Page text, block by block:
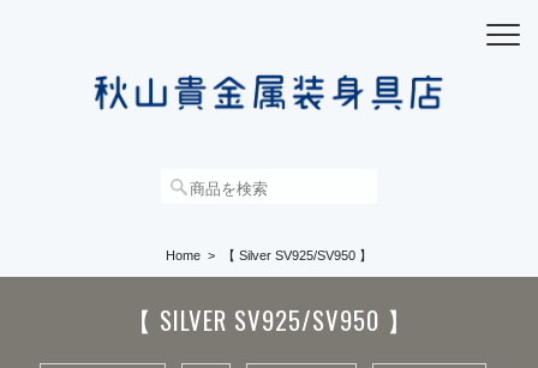
Home 【 Silver SV925/SV950 】
【 SILVER SV925/SV950 】